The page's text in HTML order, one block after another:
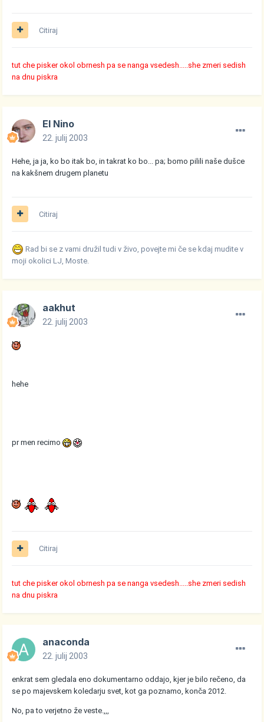
Citiraj
tut che pisker okol obrnesh pa se nanga vsedesh.....she zmeri sedish
na dnu piskra
El Nino
22. julij 2003
Hehe, ja ja, ko bo itak bo, in takrat ko bo... pa; bomo pilili naše dušce
na kakšnem drugem planetu
Citiraj
Rad bi se z vami družil tudi v živo, povejte mi če se kdaj mudite v
moji okolici LJ, Moste.
aakhut
22. julij 2003
hehe
pr men recimo
Citiraj
tut che pisker okol obrnesh pa se nanga vsedesh.....she zmeri sedish
na dnu piskra
anaconda
22. julij 2003
enkrat sem gledala eno dokumentarno oddajo, kjer je bilo rečeno, da
se po majevskem koledarju svet, kot ga poznamo, konča 2012.
No, pa to verjetno že veste.,,,